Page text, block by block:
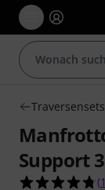
Support
(